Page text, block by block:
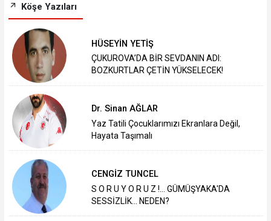
Köşe Yazıları
HÜSEYİN YETİŞ
ÇUKUROVA’DA BİR SEVDANIN ADI:
BOZKURTLAR ÇETİN YÜKSELECEK!
Dr. Sinan AĞLAR
Yaz Tatili Çocuklarımızı Ekranlara Değil,
Hayata Taşımalı
CENGİZ TUNCEL
S O R U Y O R U Z !... GÜMÜŞYAKA'DA
SESSİZLİK... NEDEN?